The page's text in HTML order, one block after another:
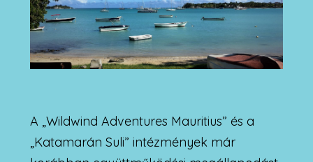
A „Wildwind Adventures Mauritius” és a
„Katamarán Suli” intézmények már